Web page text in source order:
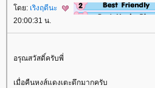
ดย: เริงฤดีนะ
20:00:31 น.
อรุณสวัสดิ์ครับพี่
เมื่อคืนหงส์แดงเตะดึกมากครับ